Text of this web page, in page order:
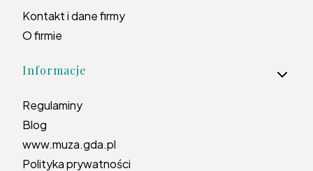
Kontakt i dane firmy
O firmie
Informacje
Regulaminy
Blog
www.muza.gda.pl
Polityka prywatności